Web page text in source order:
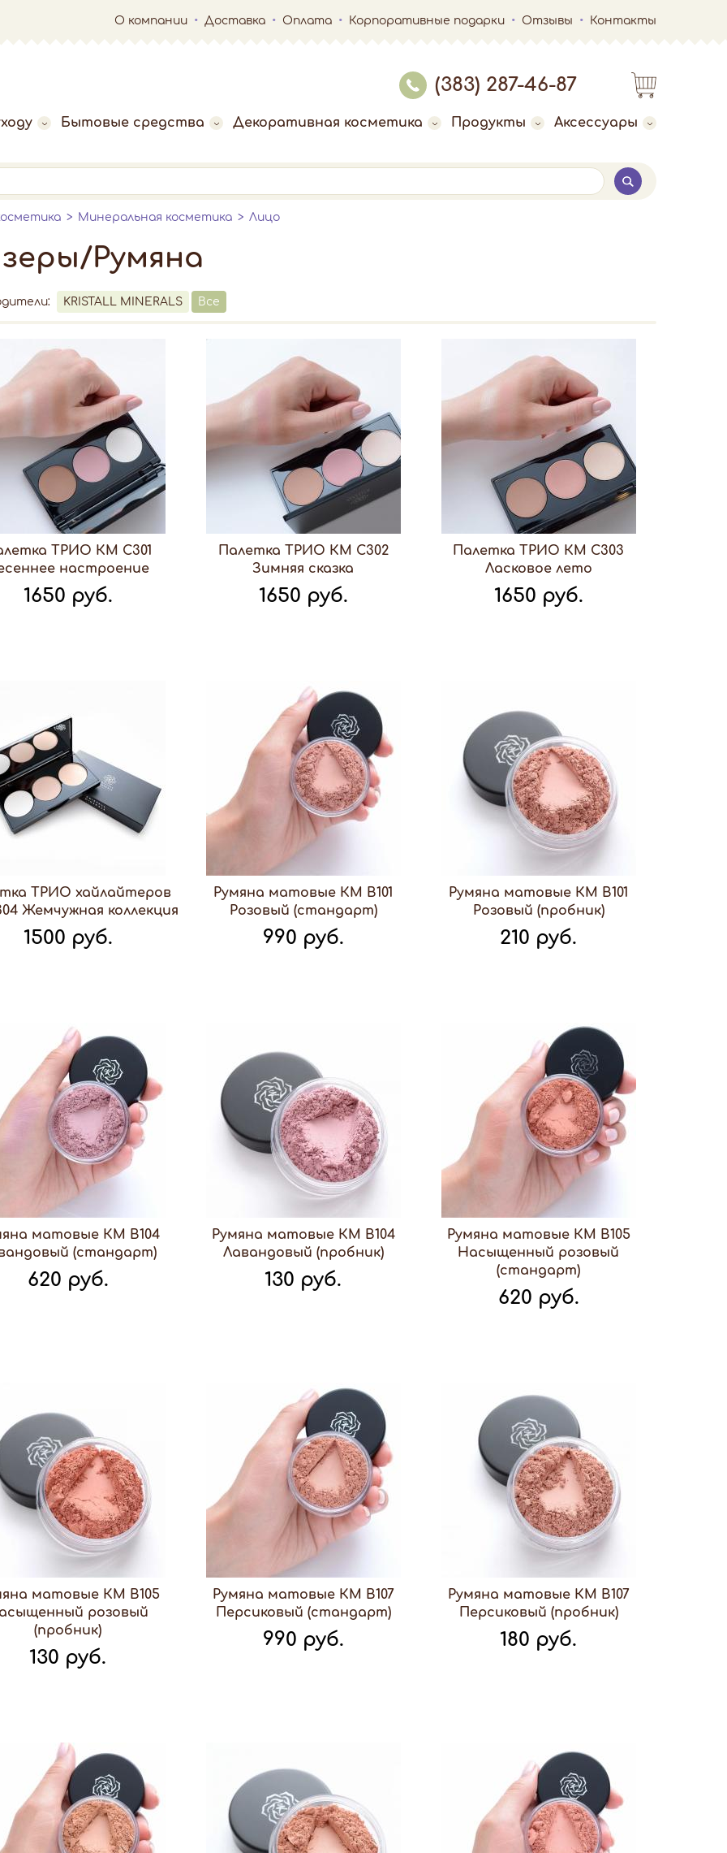
О компании Доставка Оплата Корпоративные подарки Отзывы Контакты
(383) 287-46-87
Бытовые средства Декоративная косметика Продукты Аксессуары
Минеральная косметика Лицо
Румяна
KRISTALL MINERALS Все
ТРИО КМ С301
настроение
1650 руб.
Палетка ТРИО КМ С302
Зимняя сказка
1650 руб.
Палетка ТРИО КМ С303
Ласковое лето
1650 руб.
ТРИО хайлайтеров
Жемчужная коллекция
1500 руб.
Румяна матовые КМ В101
Розовый (стандарт)
990 руб.
Румяна матовые КМ В101
Розовый (пробник)
210 руб.
матовые КМ В104
(стандарт)
620 руб.
Румяна матовые КМ В104
Лавандовый (пробник)
130 руб.
Румяна матовые КМ В105
Насыщенный розовый
(стандарт)
620 руб.
матовые КМ В105
розовый
(пробник)
130 руб.
Румяна матовые КМ В107
Персиковый (стандарт)
990 руб.
Румяна матовые КМ В107
Персиковый (пробник)
180 руб.